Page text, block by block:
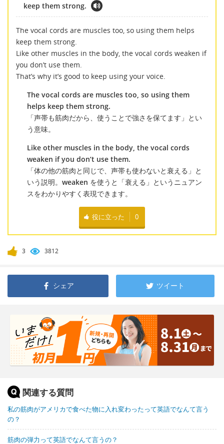
keep them strong.
The vocal cords are muscles too, so using them helps
keep them strong.
Like other muscles in the body, the vocal cords weaken if
you don’t use them.
That’s why it’s good to keep using your voice.
The vocal cords are muscles too, so using them
helps keep them strong.
「声帯も筋肉だから、使うことで強さを保てます」とい
う意味。
Like other muscles in the body, the vocal cords
weaken if you don’t use them.
「体の他の筋肉と同じで、声帯も使わないと衰える」と
いう説明。 weaken を使うと「衰える」というニュアン
スをわかりやすく表現できます。
役に立った 0
3 3812
シェア ツイート
関連する質問
私の筋肉がアメリカで食べた物に入れ変わったって英語でなんて言う
の？
筋肉の弾力って英語でなんて言うの？